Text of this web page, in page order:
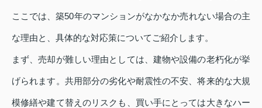
ここでは、築50年のマンションがなかなか売れない場合の主
な理由と、具体的な対応策についてご紹介します。
まず、売却が難しい理由としては、建物や設備の老朽化が挙
げられます。共用部分の劣化や耐震性の不安、将来的な大規
模修繕や建て替えのリスクも、買い手にとっては大きなハー